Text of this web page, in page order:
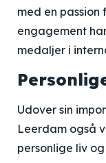
med en
engagement
medaljer i
Udover sin
Leerdam også
personlige liv